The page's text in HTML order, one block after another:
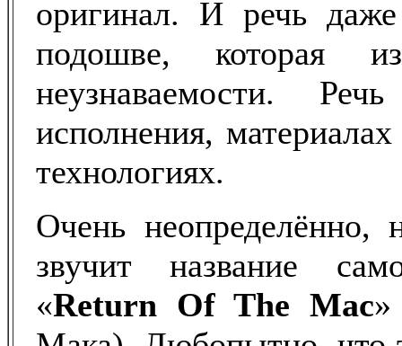
оригинал. И речь
подошве, которая
неузнаваемости.
исполнения,
технологиях.
Очень неопределённо,
звучит название
«Return Of The Mac»